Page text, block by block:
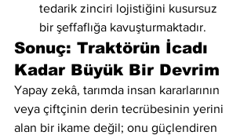
tedarik zinciri lojistiğini kusursuz
bir şeffaflığa kavuşturmaktadır.
Sonuç: Traktörün İcadı
Kadar Büyük Bir Devrim
Yapay zekâ, tarımda insan kararlarının
veya çiftçinin derin tecrübesinin yerini
alan bir ikame değil; onu güçlendiren